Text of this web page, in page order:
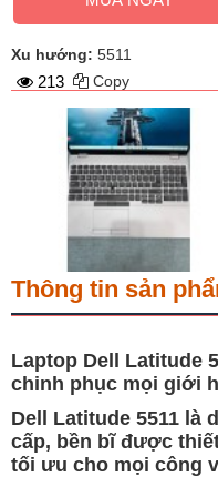
Xu hướng: 5511
213 Copy
Thông tin sản
Laptop Dell Latitude
chinh phục mọi giới
Dell Latitude 5511 là
cấp, bền bĩ được
tối ưu cho mọi công